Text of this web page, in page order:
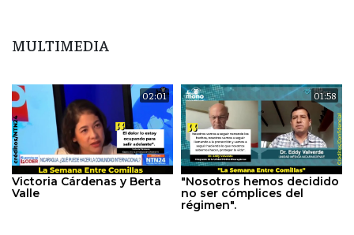
MULTIMEDIA
02:01
Victoria Cárdenas y Berta
Valle
01:58
"Nosotros hemos decidido
no ser cómplices del
régimen".